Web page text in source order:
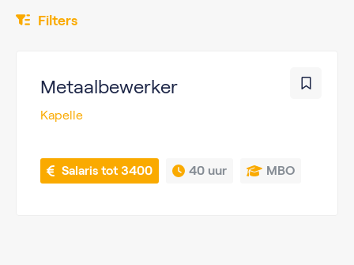
Filters
Metaalbewerker
Kapelle
Salaris tot 3400 40 uur MBO